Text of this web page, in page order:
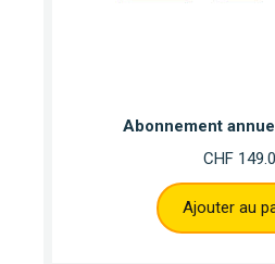
Abonnement
CHF
Ajouter au